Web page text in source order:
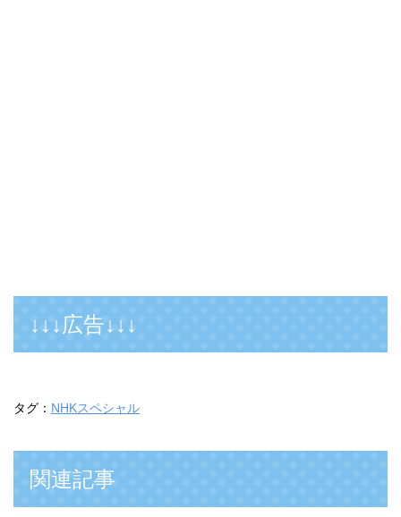
↓↓↓広告↓↓↓
タグ： NHKスペシャル
関連記事